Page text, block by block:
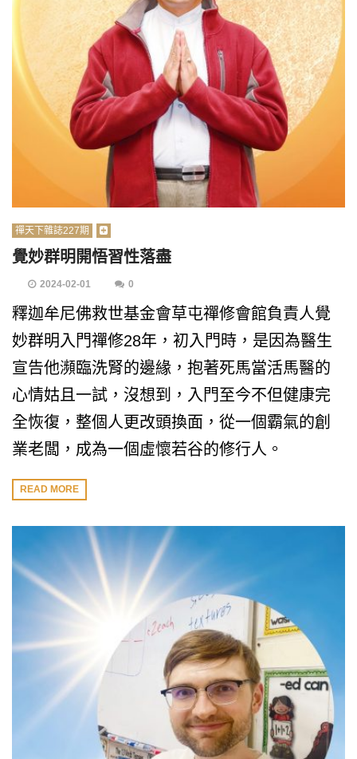
禪天下雜誌227期
覺妙群明開悟習性落盡
2024-02-01 0
釋迦牟尼佛救世基金會草屯禪修會館負責人覺
妙群明入門禪修28年，初入門時，是因為醫生
宣告他瀕臨洗腎的邊緣，抱著死馬當活馬醫的
心情姑且一試，沒想到，入門至今不但健康完
全恢復，整個人更改頭換面，從一個霸氣的創
業老闆，成為一個虛懷若谷的修行人。
READ MORE